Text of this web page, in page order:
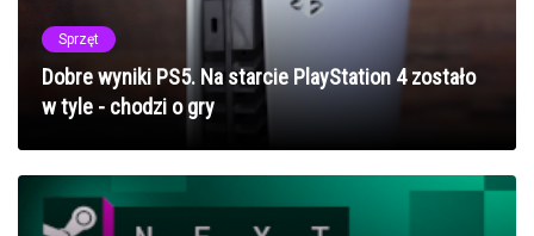
Sprzęt
Dobre wyniki PS5. Na starcie PlayStation 4 zostało
w tyle - chodzi o gry